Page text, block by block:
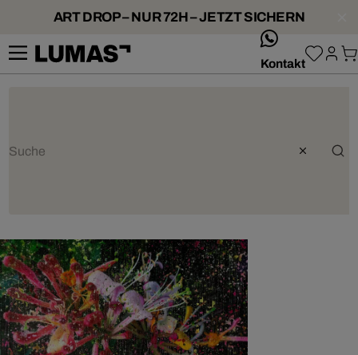
ART DROP – NUR 72H – JETZT SICHERN
Kontakt